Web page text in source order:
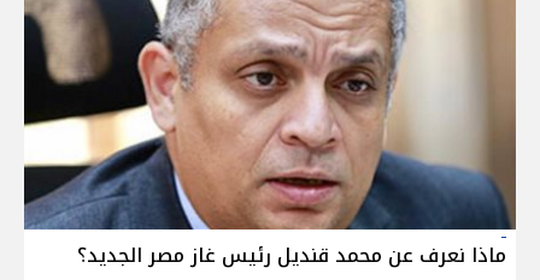
ماذا نعرف عن محمد قنديل رئيس غاز مصر الجديد؟